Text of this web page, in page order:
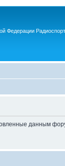
Федерации
данным